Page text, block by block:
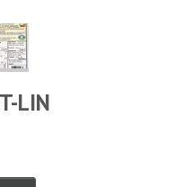
LIN